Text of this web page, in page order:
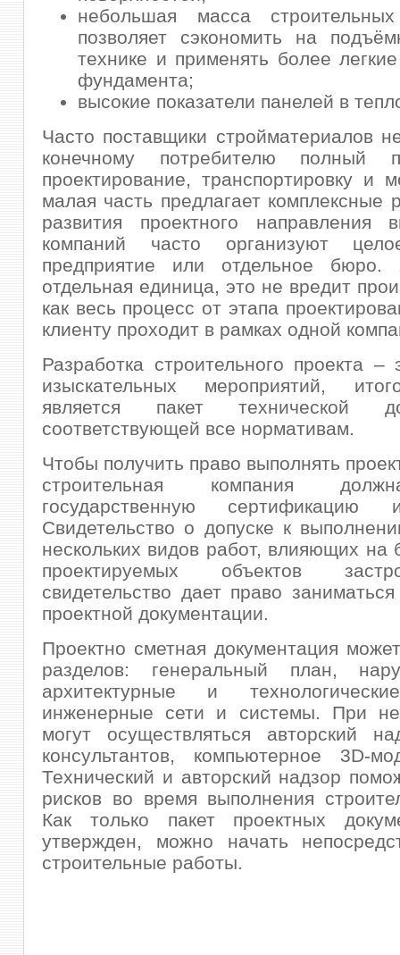
небольшая масса
позволяет сэкономить на
технике и применять более
фундамента;
высокие показатели панелей в
Часто поставщики стройматериалов
конечному потребителю полный
проектирование, транспортировку и
малая часть предлагает комплексные
развития проектного направления
компаний часто организуют
предприятие или отдельное
отдельная единица, это не вредит
как весь процесс от этапа
клиенту проходит в рамках одной
Разработка строительного проекта –
изыскательных мероприятий,
является пакет технической
соответствующей все нормативам.
Чтобы получить право выполнять
строительная компания
государственную сертификацию
Свидетельство о допуске к
нескольких видов работ, влияющих на
проектируемых объектов
свидетельство дает право
проектной документации.
Проектно сметная документация
разделов: генеральный план,
архитектурные и
инженерные сети и системы. При
могут осуществляться авторский
консультантов, компьютерное 3D-
Технический и авторский надзор
рисков во время выполнения
Как только пакет проектных
утвержден, можно начать
строительные работы.